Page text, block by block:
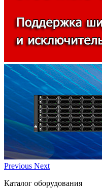
Previous Next
Каталог оборудования